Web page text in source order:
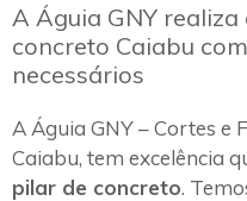
A Águia GNY
concreto Caiabu
necessários
A Águia GNY – Cortes e
Caiabu, tem excelência
pilar de concreto.